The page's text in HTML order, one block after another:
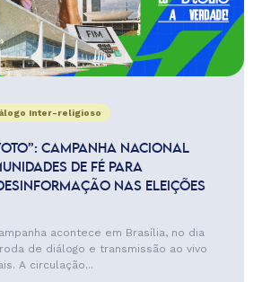
Inter-religioso
CAMPANHA NACIONAL
DE FÉ PARA
NAS ELEIÇÕES
acontece em Brasília, no dia
de diálogo e transmissão ao vivo
A circulação...